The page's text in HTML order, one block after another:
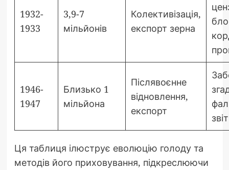
1932-
1933
3,9-7
мільйонів
Колективізація,
експорт зерна
1946-
1947
Близько 1
мільйона
Післявоєнне
відновлення,
експорт
Ця таблиця ілюструє еволюцію голоду та
методів його приховування, підкреслюючи